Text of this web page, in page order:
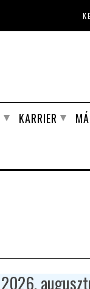
KARRIER
2026.